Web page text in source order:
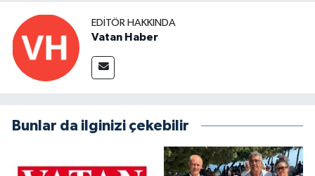
EDITÖR HAKKINDA
Vatan Haber
Bunlar da ilginizi çekebilir